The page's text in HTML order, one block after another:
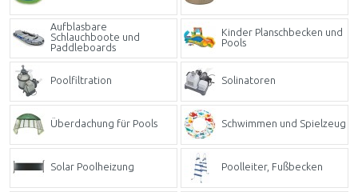
Aufblasbare
Schlauchboote und
Paddleboards
Kinder Planschbecken und
Pools
Poolfiltration Solinatoren
Überdachung für Pools Schwimmen und Spielzeug
Solar Poolheizung Poolleiter, Fußbecken